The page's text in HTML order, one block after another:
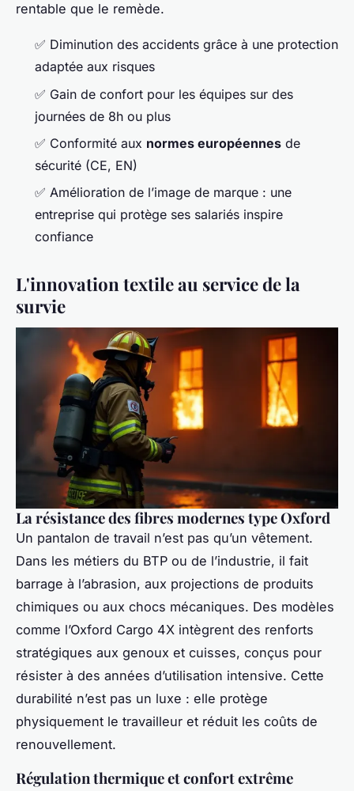
rentable que le remède.
✅ Diminution des accidents grâce à une protection
adaptée aux risques
✅ Gain de confort pour les équipes sur des
journées de 8h ou plus
✅ Conformité aux normes européennes de
sécurité (CE, EN)
✅ Amélioration de l’image de marque : une
entreprise qui protège ses salariés inspire
confiance
L'innovation textile au service de la
survie
La résistance des fibres modernes type Oxford
Un pantalon de travail n’est pas qu’un vêtement.
Dans les métiers du BTP ou de l’industrie, il fait
barrage à l’abrasion, aux projections de produits
chimiques ou aux chocs mécaniques. Des modèles
comme l’Oxford Cargo 4X intègrent des renforts
stratégiques aux genoux et cuisses, conçus pour
résister à des années d’utilisation intensive. Cette
durabilité n’est pas un luxe : elle protège
physiquement le travailleur et réduit les coûts de
renouvellement.
Régulation thermique et confort extrême